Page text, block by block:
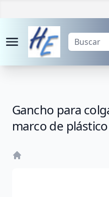
Gancho para
marco de